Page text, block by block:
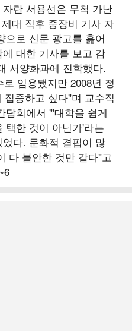
란 서용선은 무척 가난
대 직후 중장비 기사 자
으로 신문 광고를 훑어
대한 기사를 보고 감
서양화과에 진학했다.
임용됐지만 2008년 정
중하고 싶다"며 교수직
담회에서 "'대학을 쉽게
택한 것이 아닌가'라는
다. 문화적 결핍이 많
다 불안한 것만 같다"고